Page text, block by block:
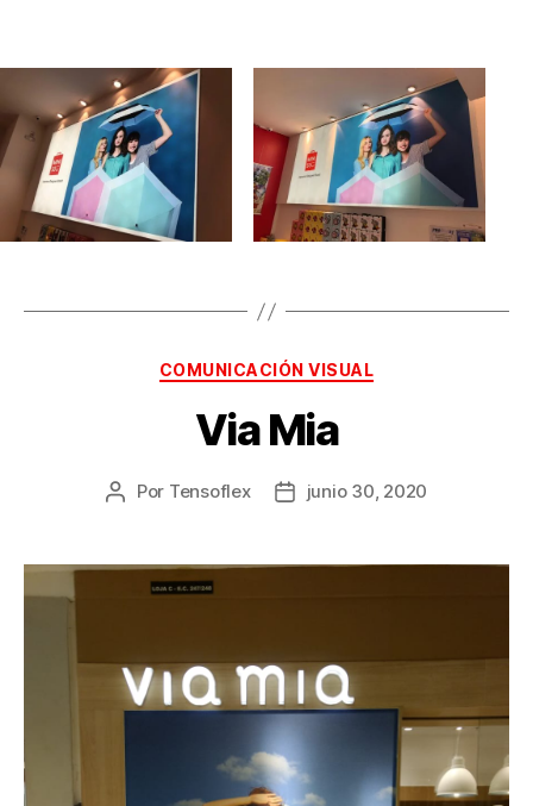
COMUNICACIÓN VISUAL
Via Mia
Por Tensoflex junio 30, 2020